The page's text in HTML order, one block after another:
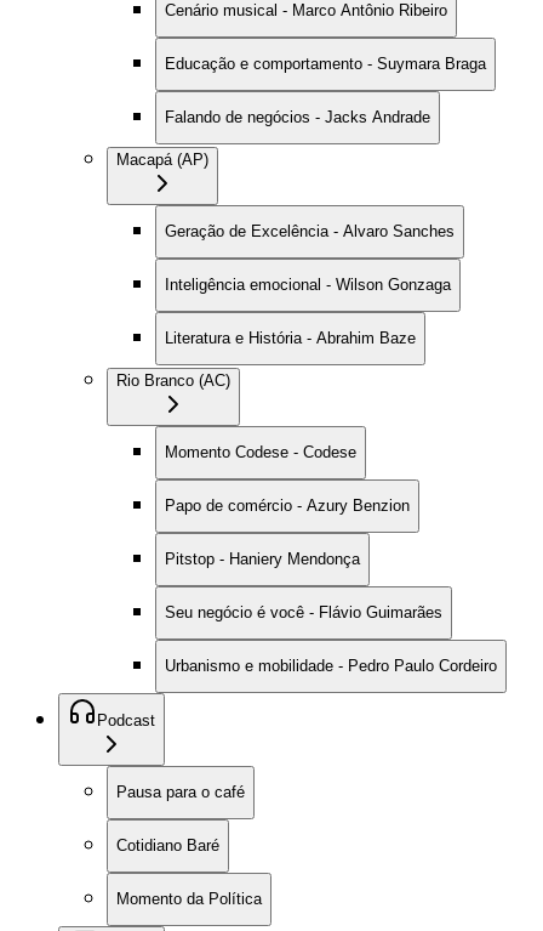
Cenário musical - Marco Antônio Ribeiro
Educação e comportamento - Suymara Braga
Falando de negócios - Jacks Andrade
Macapá (AP)
Geração de Excelência - Alvaro Sanches
Inteligência emocional - Wilson Gonzaga
Literatura e História - Abrahim Baze
Rio Branco (AC)
Momento Codese - Codese
Papo de comércio - Azury Benzion
Pitstop - Haniery Mendonça
Seu negócio é você - Flávio Guimarães
Urbanismo e mobilidade - Pedro Paulo Cordeiro
Podcast
Pausa para o café
Cotidiano Baré
Momento da Política